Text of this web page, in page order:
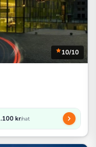
10/10
kr/nat